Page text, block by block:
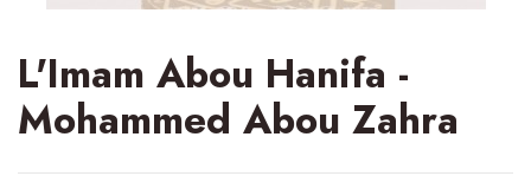
L'Imam Abou Hanifa -
Mohammed Abou Zahra